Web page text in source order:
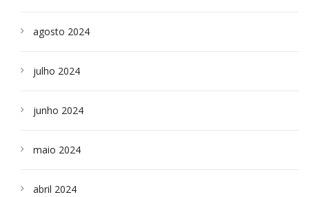
agosto 2024
julho 2024
junho 2024
maio 2024
abril 2024